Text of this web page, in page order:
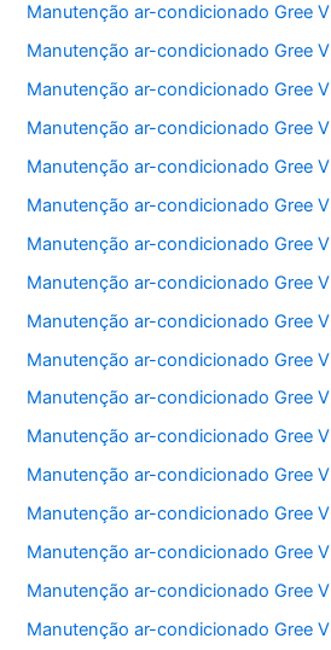
Manutenção ar-condicionado Gree
Manutenção ar-condicionado Gree
Manutenção ar-condicionado Gree
Manutenção ar-condicionado Gree
Manutenção ar-condicionado Gree
Manutenção ar-condicionado Gree
Manutenção ar-condicionado Gree
Manutenção ar-condicionado Gree
Manutenção ar-condicionado Gree
Manutenção ar-condicionado Gree
Manutenção ar-condicionado Gree
Manutenção ar-condicionado Gree
Manutenção ar-condicionado Gree
Manutenção ar-condicionado Gree
Manutenção ar-condicionado Gree
Manutenção ar-condicionado Gree
Manutenção ar-condicionado Gree